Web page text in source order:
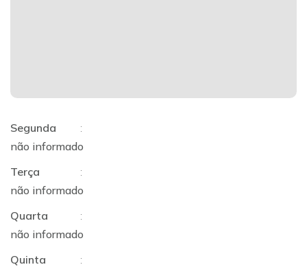
Segunda
:
não informado
Terça
:
não informado
Quarta
:
não informado
Quinta
: